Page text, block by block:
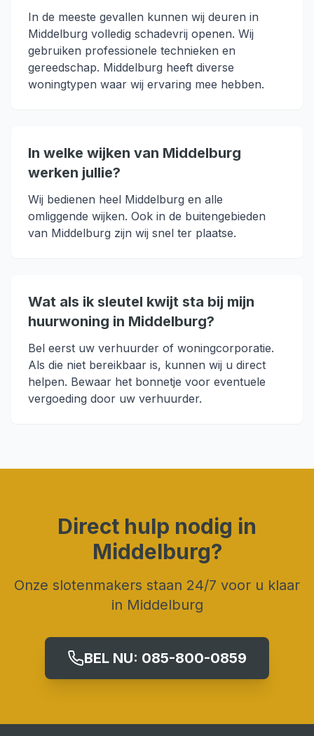
In de meeste gevallen kunnen wij deuren in
Middelburg volledig schadevrij openen. Wij
gebruiken professionele technieken en
gereedschap. Middelburg heeft diverse
woningtypen waar wij ervaring mee hebben.
In welke wijken van Middelburg
werken jullie?
Wij bedienen heel Middelburg en alle
omliggende wijken. Ook in de buitengebieden
van Middelburg zijn wij snel ter plaatse.
Wat als ik sleutel kwijt sta bij mijn
huurwoning in Middelburg?
Bel eerst uw verhuurder of woningcorporatie.
Als die niet bereikbaar is, kunnen wij u direct
helpen. Bewaar het bonnetje voor eventuele
vergoeding door uw verhuurder.
Direct hulp nodig in
Middelburg?
Onze slotenmakers staan 24/7 voor u klaar
in Middelburg
BEL NU: 085-800-0859